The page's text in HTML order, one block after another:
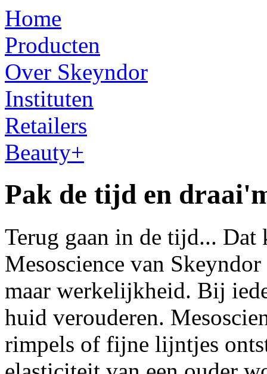
Home
Producten
Over Skeyndor
Instituten
Retailers
Beauty+
Pak de tijd en
Terug gaan in de tijd...
Mesoscience van
maar werkelijkheid. Bij
huid verouderen.
rimpels of fijne lijntjes